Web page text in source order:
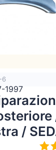
6
1997
/